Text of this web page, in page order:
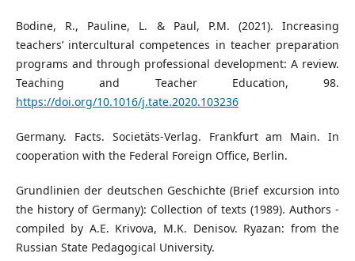
Bodine, R., Pauline, L. & Paul, P.M. (2021). Increasing
teachers’ intercultural competences in teacher preparation
programs and through professional development: A review.
Teaching and Teacher Education, 98.
https://doi.org/10.1016/j.tate.2020.103236
Germany. Facts. Societäts-Verlag. Frankfurt am Main. In
cooperation with the Federal Foreign Office, Berlin.
Grundlinien der deutschen Geschichte (Brief excursion into
the history of Germany): Collection of texts (1989). Authors -
compiled by A.E. Krivova, M.K. Denisov. Ryazan: from the
Russian State Pedagogical University.